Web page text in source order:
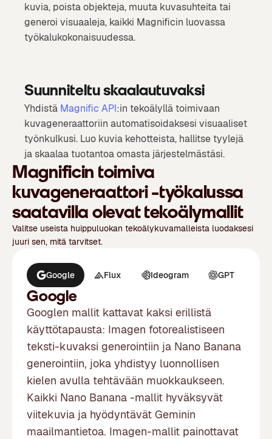
kuvia, poista objekteja, muuta kuvasuhteita tai
generoi visuaaleja, kaikki Magnificin luovassa
työkalukokonaisuudessa.
Suunniteltu skaalautuvaksi
Yhdistä Magnific API:in tekoälyllä toimivaan
kuvageneraattoriin automatisoidaksesi visuaaliset
työnkulkusi. Luo kuvia kehotteista, hallitse tyylejä
ja skaalaa tuotantoa omasta järjestelmästäsi.
Magnificin toimiva
kuvageneraattori -työkalussa
saatavilla olevat tekoälymallit
Valitse useista huippuluokan tekoälykuvamalleista luodaksesi
juuri sen, mitä tarvitset.
Google Flux Ideogram GPT
Google
Googlen mallit kattavat kaksi erillistä
käyttötapausta: Imagen fotorealistiseen
teksti-kuvaksi generointiin ja Nano Banana
generointiin, joka yhdistyy luonnollisen
kielen avulla tehtävään muokkaukseen.
Kaikki Nano Banana -mallit hyväksyvät
viitekuvia ja hyödyntävät Geminin
maailmantietoa. Imagen-mallit painottavat